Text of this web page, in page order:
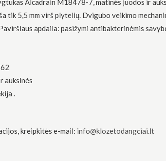
Alcadrain M18478-7, matinės juodos ir
tik 5,5 mm virš plytelių. Dvigubo veikimo
apdaila: pasižymi antibakterinėmis
auksinės
.
kreipkitės e-mail: info@klozetodangciai.lt